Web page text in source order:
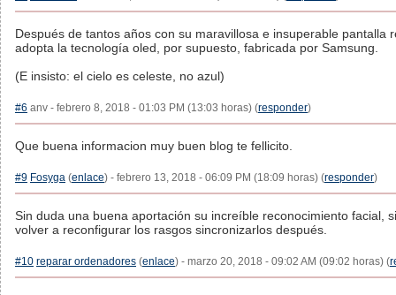
Después de tantos años con su maravillosa e insuperable pantalla
adopta la tecnología oled, por supuesto, fabricada por Samsung.
(E insisto: el cielo es celeste, no azul)
#6 anv - febrero 8, 2018 - 01:03 PM (13:03 horas) (responder)
Que buena informacion muy buen blog te fellicito.
#9 Fosyga (enlace) - febrero 13, 2018 - 06:09 PM (18:09 horas) (responder)
Sin duda una buena aportación su increíble reconocimiento facial,
volver a reconfigurar los rasgos sincronizarlos después.
#10 reparar ordenadores (enlace) - marzo 20, 2018 - 09:02 AM (09:02 horas) (